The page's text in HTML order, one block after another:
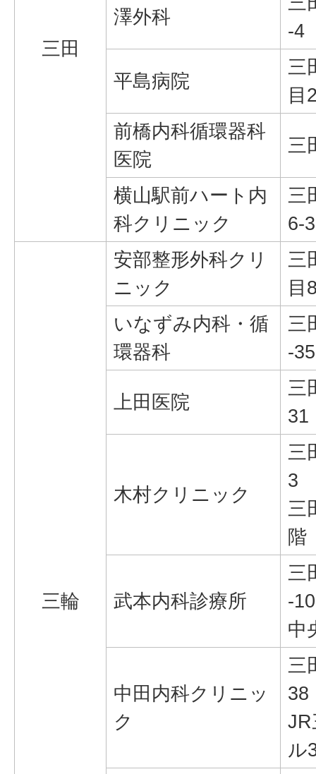
三田
澤外科
-4
平島病院
三
目
前橋内科循環器科
医院
三
横山駅前ハート内
科クリニック
三
6-3
三輪
安部整形外科クリ
ニック
三
目
いなずみ内科・循
環器科
三
-35
上田医院
三
31
木村クリニック
三
3
三
階
武本内科診療所
三
-10
中
中田内科クリニッ
ク
三
38
JR
ル